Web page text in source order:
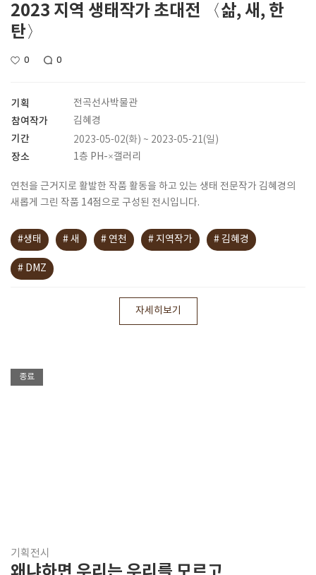
2023 지역 생태작가 초대전 〈삶, 새, 한
탄〉
0 0
기획 전곡선사박물관
참여작가 김혜경
기간 2023-05-02(화) ~ 2023-05-21(일)
장소 1층 PH-×갤러리
연천을 근거지로 활발한 작품 활동을 하고 있는 생태 전문작가 김혜경의
새롭게 그린 작품 14점으로 구성된 전시입니다.
#생태 # 새 # 연천 # 지역작가 # 김혜경
# DMZ
자세히보기
종료
기획전시